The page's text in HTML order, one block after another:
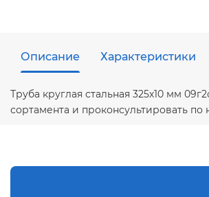
Описание Характеристики
Труба круглая стальная 325х10 мм
сортамента и проконсультировать по